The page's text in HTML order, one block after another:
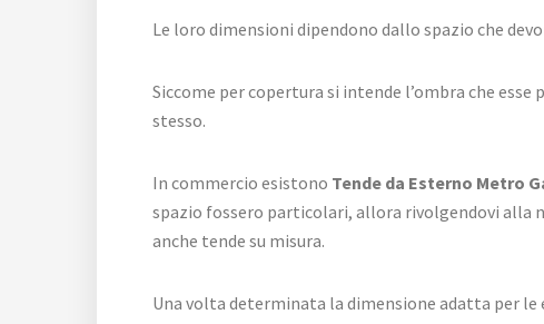
Le loro dimensioni dipendono dallo spazio che
Siccome per copertura si intende l’ombra che
stesso.
In commercio esistono Tende da Esterno Metro
spazio fossero particolari, allora rivolgendovi alla
anche tende su misura.
Una volta determinata la dimensione adatta per